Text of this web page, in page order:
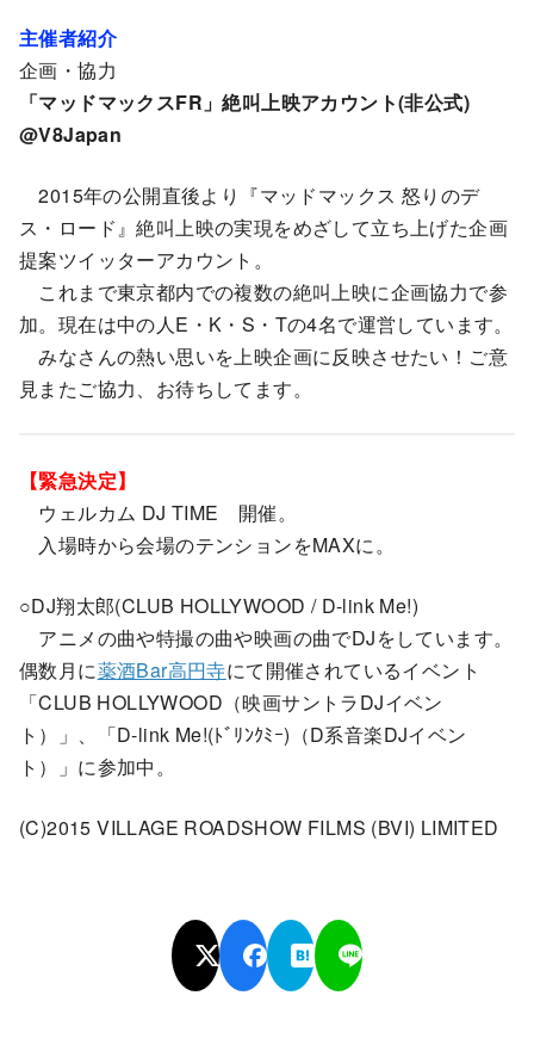
主催者紹介
企画・協力
「マッドマックスFR」絶叫上映アカウント(非公式)
@V8Japan
2015年の公開直後より『マッドマックス 怒りのデ
ス・ロード』絶叫上映の実現をめざして立ち上げた企画
提案ツイッターアカウント。
これまで東京都内での複数の絶叫上映に企画協力で参
加。現在は中の人E・K・S・Tの4名で運営しています。
みなさんの熱い思いを上映企画に反映させたい！ご意
見またご協力、お待ちしてます。
【緊急決定】
ウェルカム DJ TIME 開催。
入場時から会場のテンションをMAXに。
○DJ翔太郎(CLUB HOLLYWOOD / D-link Me!)
アニメの曲や特撮の曲や映画の曲でDJをしています。
偶数月に薬酒Bar高円寺にて開催されているイベント
「CLUB HOLLYWOOD（映画サントラDJイベン
ト）」、「D-link Me!(ﾄﾞﾘﾝｸﾐｰ)（D系音楽DJイベン
ト）」に参加中。
(C)2015 VILLAGE ROADSHOW FILMS (BVI) LIMITED